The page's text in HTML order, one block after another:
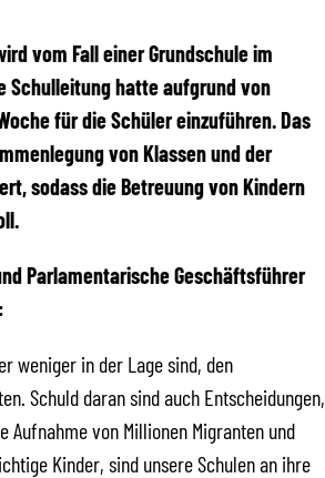
vom Fall einer Grundschule im
Schulleitung hatte aufgrund von
für die Schüler einzuführen. Das
von Klassen und der
sodass die Betreuung von Kindern
Parlamentarische Geschäftsführer
weniger in der Lage sind, den
Schuld daran sind auch Entscheidungen,
von Millionen Migranten und
Kinder, sind unsere Schulen an ihre